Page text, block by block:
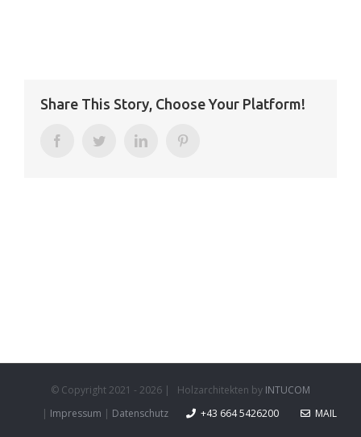
Share This Story, Choose Your Platform!
Facebook Twitter LinkedIn
© Copyright 2021 - 2026 | Holzarchitekten by INTUCOM
| Impressum | Datenschutz +43 664 5426200 MAIL